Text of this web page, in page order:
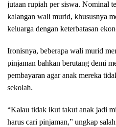
jutaan rupiah per siswa. Nominal
kalangan wali murid, khususnya
keluarga dengan keterbatasan
Ironisnya, beberapa wali murid
pinjaman bahkan berutang demi
pembayaran agar anak mereka
sekolah.
“Kalau tidak ikut takut anak jadi
harus cari pinjaman,” ungkap